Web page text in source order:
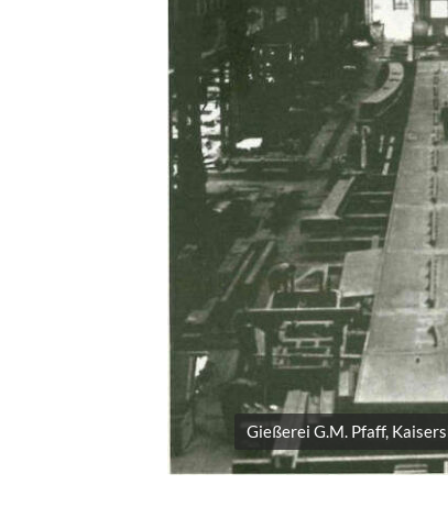
Gießerei G.M. Pfaff,